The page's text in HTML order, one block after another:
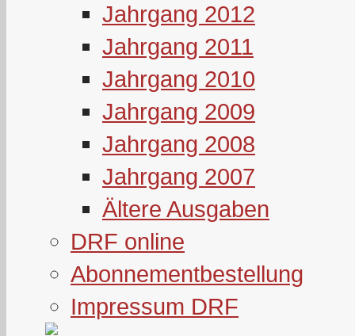
Jahrgang 2012
Jahrgang 2011
Jahrgang 2010
Jahrgang 2009
Jahrgang 2008
Jahrgang 2007
Ältere Ausgaben
DRF online
Abonnementbestellung
Impressum DRF